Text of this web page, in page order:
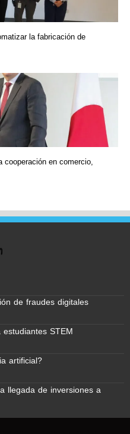
la fabricación de
cooperación en comercio,
de fraudes digitales
STEM
artificial?
llegada de inversiones a